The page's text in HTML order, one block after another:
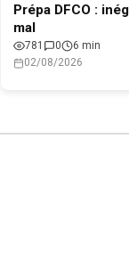
Prépa DFCO :
mal
781 0
6 min
02/08/2026